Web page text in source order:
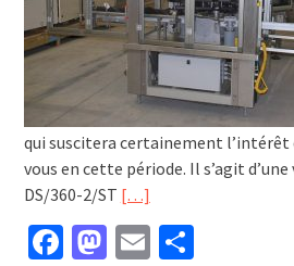
qui suscitera certainement l’intérêt
vous en cette période. Il s’agit d’une
DS/360-2/ST […]
Facebook
Mastodon
Email